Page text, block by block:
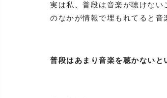
実は私、普段は音楽が聴けな
のなかが情報で埋もれてると
普段はあまり音楽を聴かないと